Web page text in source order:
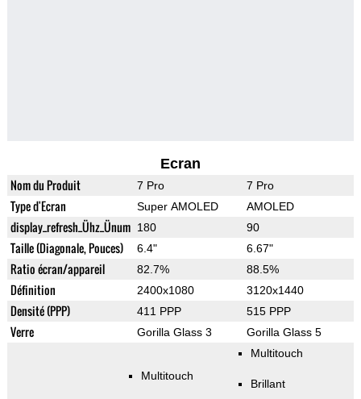
Ecran
Nom du Produit 7 Pro 7 Pro
Type d'Ecran Super AMOLED AMOLED
display_refresh_Ühz_Ünum 180 90
Taille (Diagonale, Pouces) 6.4" 6.67"
Ratio écran/appareil 82.7% 88.5%
Définition 2400x1080 3120x1440
Densité (PPP) 411 PPP 515 PPP
Verre Gorilla Glass 3 Gorilla Glass 5
Multitouch
Multitouch
Brillant